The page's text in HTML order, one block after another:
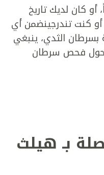
أكثر من 40 عاماً، أو كان لديك تاريخ
أو كنت تندرجينضمن أي
بسرطان الثدي، ينبغي
حول فحص سرطان
بـ هيلث